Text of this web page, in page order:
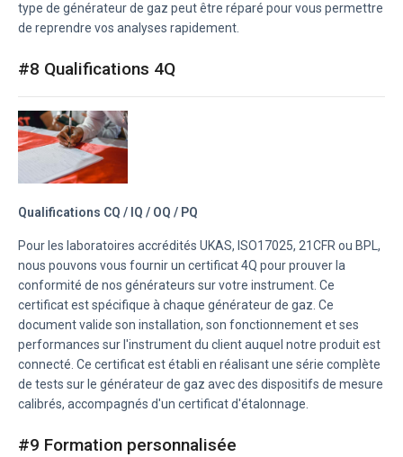
type de générateur de gaz peut être réparé pour vous permettre
de reprendre vos analyses rapidement.
#8 Qualifications 4Q
Qualifications CQ / IQ / OQ / PQ
Pour les laboratoires accrédités UKAS, ISO17025, 21CFR ou BPL,
nous pouvons vous fournir un certificat 4Q pour prouver la
conformité de nos générateurs sur votre instrument. Ce
certificat est spécifique à chaque générateur de gaz. Ce
document valide son installation, son fonctionnement et ses
performances sur l'instrument du client auquel notre produit est
connecté. Ce certificat est établi en réalisant une série complète
de tests sur le générateur de gaz avec des dispositifs de mesure
calibrés, accompagnés d'un certificat d'étalonnage.
#9 Formation personnalisée